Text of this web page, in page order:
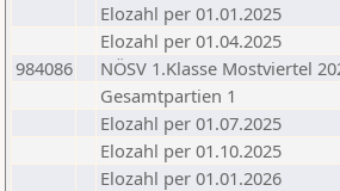
Elozahl per 01.01.2025
Elozahl per 01.04.2025
984086
NÖSV 1.Klasse Mostviertel
Gesamtpartien 1
Elozahl per 01.07.2025
Elozahl per 01.10.2025
Elozahl per 01.01.2026